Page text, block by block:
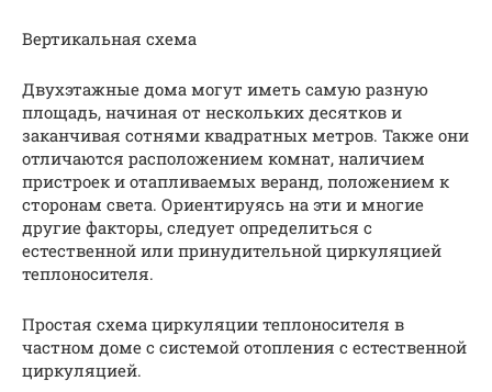
Вертикальная схема
Двухэтажные дома могут иметь самую разную
площадь, начиная от нескольких десятков и
заканчивая сотнями квадратных метров. Также они
отличаются расположением комнат, наличием
пристроек и отапливаемых веранд, положением к
сторонам света. Ориентируясь на эти и многие
другие факторы, следует определиться с
естественной или принудительной циркуляцией
теплоносителя.
Простая схема циркуляции теплоносителя в
частном доме с системой отопления с естественной
циркуляцией.